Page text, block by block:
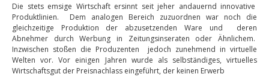
Die stets emsige Wirtschaft ersinnt seit jeher andauernd innovative
Produktlinien. Dem analogen Bereich zuzuordnen war noch die
gleichzeitige Produktion der abzusetzenden Ware und deren
Abnehmer durch Werbung in Zeitungsinseraten oder Ähnlichem.
Inzwischen stoßen die Produzenten jedoch zunehmend in virtuelle
Welten vor. Vor einigen Jahren wurde als selbständiges, virtuelles
Wirtschaftsgut der Preisnachlass eingeführt, der keinen Erwerb